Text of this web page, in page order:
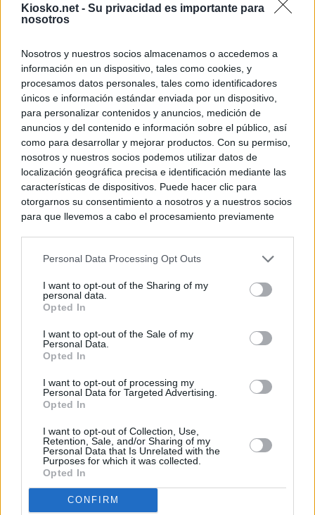
Kiosko.net - Su privacidad es importante para
nosotros
Nosotros y nuestros socios almacenamos o accedemos a
información en un dispositivo, tales como cookies, y
procesamos datos personales, tales como identificadores
únicos e información estándar enviada por un dispositivo,
para personalizar contenidos y anuncios, medición de
anuncios y del contenido e información sobre el público, así
como para desarrollar y mejorar productos. Con su permiso,
nosotros y nuestros socios podemos utilizar datos de
localización geográfica precisa e identificación mediante las
características de dispositivos. Puede hacer clic para
otorgarnos su consentimiento a nosotros y a nuestros socios
para que llevemos a cabo el procesamiento previamente
negar su consentimiento. Tenga en cuenta que algún
de su consentimiento, pero usted tiene el derecho de
rechazar tal procesamiento. Sus preferencias se aplicarán
cualquier momento entrando de nuevo en este sitio web o
visitando nuestra política de privacidad.
Personal Data Processing Opt Outs
I want to opt-out of the Sharing of my
personal data.
Opted In
I want to opt-out of the Sale of my
Personal Data.
Opted In
I want to opt-out of processing my
Personal Data for Targeted Advertising.
Opted In
I want to opt-out of Collection, Use,
Retention, Sale, and/or Sharing of my
Personal Data that Is Unrelated with the
Purposes for which it was collected.
Opted In
CONFIRM